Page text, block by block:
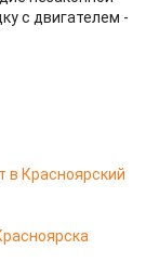
с двигателем -
в Красноярский